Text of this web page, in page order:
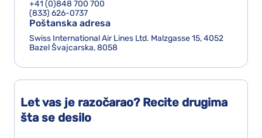
Let vas je razočarao? Recite drugima
šta se desilo
+41 (0)848 700 700
(833) 626-0737
Poštanska adresa
Swiss International Air Lines Ltd. Malzgasse 15, 4052
Bazel Švajcarska, 8058